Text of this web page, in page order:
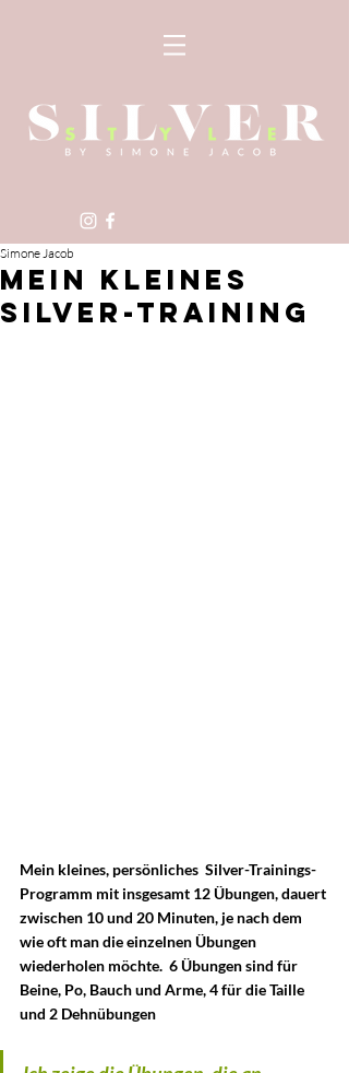
MEIN KLEINES
SILVER-TRAINING
Simone Jacob
Mein kleines, persönliches  Silver-Trainings-
Programm mit insgesamt 12 Übungen, dauert
zwischen 10 und 20 Minuten, je nach dem
wie oft man die einzelnen Übungen
wiederholen möchte.  6 Übungen sind für
Beine, Po, Bauch und Arme, 4 für die Taille
und 2 Dehnübungen